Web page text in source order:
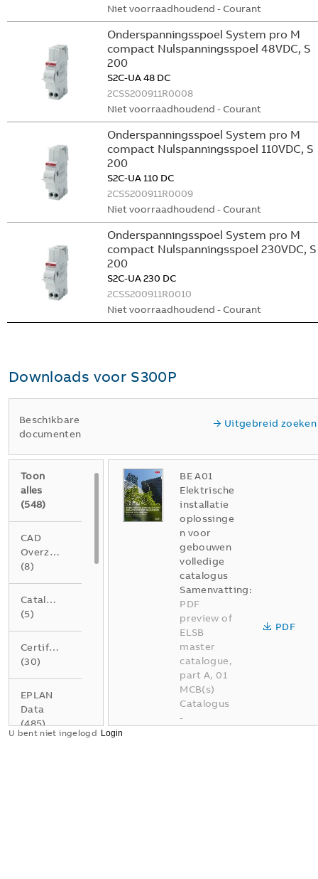
Niet voorraadhoudend - Courant
Onderspanningsspoel System pro M
compact Nulspanningsspoel 48VDC, S
200
S2C-UA 48 DC
2CSS200911R0008
Niet voorraadhoudend - Courant
Onderspanningsspoel System pro M
compact Nulspanningsspoel 110VDC, S
200
S2C-UA 110 DC
2CSS200911R0009
Niet voorraadhoudend - Courant
Onderspanningsspoel System pro M
compact Nulspanningsspoel 230VDC, S
200
S2C-UA 230 DC
2CSS200911R0010
Niet voorraadhoudend - Courant
Downloads voor S300P
Beschikbare
documenten
Uitgebreid zoeken
Toon
alles
(548)
CAD
Overzichtstekening
(8)
Catalogus
(5)
Certificaat
(30)
EPLAN
Data
(485)
BE A01
Elektrische
installatie
oplossinge
n voor
gebouwen
volledige
catalogus
Samenvatting:
PDF
preview of
ELSB
master
catalogue,
part A, 01
MCB(s)
Catalogus
-
PDF
U bent niet ingelogd